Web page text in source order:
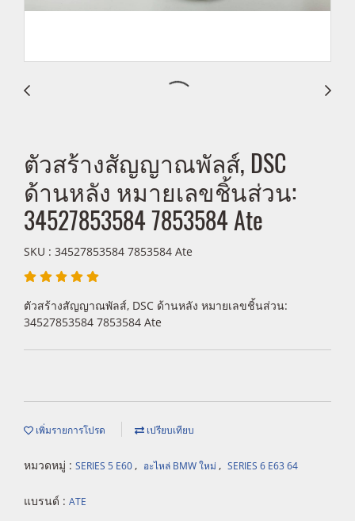
ตัวสร้างสัญญาณพัลส์, DSC
ด้านหลัง หมายเลขชิ้นส่วน:
34527853584 7853584 Ate
SKU : 34527853584 7853584 Ate
ตัวสร้างสัญญาณพัลส์, DSC ด้านหลัง หมายเลขชิ้นส่วน:
34527853584 7853584 Ate
เพิ่มรายการโปรด เปรียบเทียบ
หมวดหมู่ : SERIES 5 E60, อะไหล่ BMW ใหม่ , SERIES 6 E63 64
แบรนด์ : ATE